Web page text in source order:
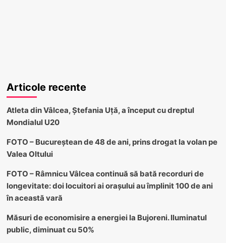
Articole recente
Atleta din Vâlcea, Ștefania Uță, a început cu dreptul
Mondialul U20
FOTO – Bucureștean de 48 de ani, prins drogat la volan pe
Valea Oltului
FOTO – Râmnicu Vâlcea continuă să bată recorduri de
longevitate: doi locuitori ai orașului au împlinit 100 de ani
în această vară
Măsuri de economisire a energiei la Bujoreni. Iluminatul
public, diminuat cu 50%